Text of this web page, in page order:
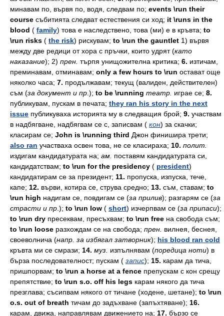
минавам по, вървя по, водя, следвам по; events \run their
course събитията следватестествения си ход; it \runs in the
blood ( family) това е наследствено, това (ми) е в кръвта; to
\run risks ( the risk) рискувам; to \run the gauntlet 1) вървя
между две редици отхора с пръчки, които удрят(като
наказание); 2) прен. търпя унищожителна критика; 6. изтичам,
преминавам, отминавам; only a few hours to \run оставатоще
няколко часа; 7. продължавам; текущ (валиден, действителен)
съм (за документ и пр .); to be \running театр. играе се; 8.
публикувам, пускам в печата; they ran his story in the next
issue публикуваха историята му в следващия брой; 9. участвам
в надбягване, надбягвам се с, записвам ( кон) за скачки;
класирам се; John is \running third Джон финишира трети;
also ran участваха освен това, не се класираха; 10. полит.
издигам кандидатурата на; ам. поставям кандидатурата си,
кандидатствам; to \run for the presidency ( president)
кандидатирам се за президент; 11. пропуска, изпуска, тече,
капе; 12. върви, котира се, струва средно; 13. съм, ставам; to
\run high надигам се, повдигам се (за прилив); разгарям се (за
страсти и пр .); to \run low ( short) изчерпвам се (за припаси);
to \run dry пресеквам, пресъхвам; to \run free на свобода съм;
to \run loose разхождам се на свобода; прен. вилнея, беснея,
своеволнича (напр. за избягал затворник); his blood ran cold
кръвта ми се смрази; 14. муз. изпълнявам (поредица ноти) в
бърза последователност; пускам ( запис); 15. карам да тича,
пришпорвам; to \run a horse at a fence препускам с кон срещу
препятствие; to \run s.o. off his legs карам някого да тича
презглава; съсипвам някого оттичане (ходене, шетане); to \run
o.s. out of breath тичам до задъхване (запъхтяване); 16.
карам, движа, направлявам движението на; 17. бързо се